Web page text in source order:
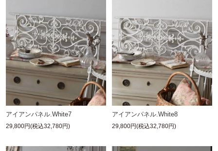
アイアンパネル.White7
29,800円(税込32,780円)
アイアンパネル.White8
29,800円(税込32,780円)